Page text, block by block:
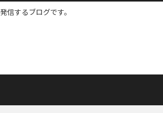
するブログです。